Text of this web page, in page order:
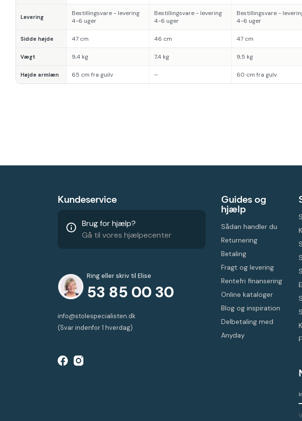
Levering
Bestillingsvare - levering
4-6 uger
Bestillingsvare - levering
4-6 uger
Bestillingsvare -
4-6 uger
Sidde højde 47 cm 46 cm 47 cm
Vægt 9,4 kg 7,4 kg 9,5 kg
Højde armlæn 65 cm fra guilv – 60 cm fra gulv
Kundeservice
info_outline Brug for hjælp?
Gå til vores hjælpecenter
Ring eller skriv til Elise
53 85 00 30
info@stolespecialisten.dk
(Svar indenfor 1 hverdag)
Guides og
hjælp
Sådan handler du
Returnering
Betaling
Fragt og levering
Rentefri finansering
Online kataloger
Blog og inspiration
Delbetaling med
Anyday